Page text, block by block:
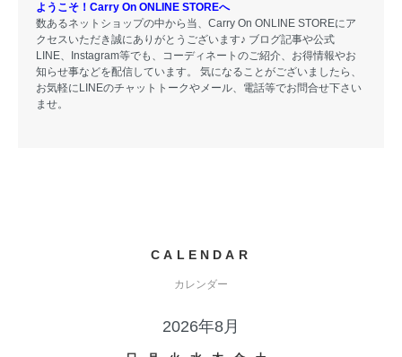
ようこそ！Carry On ONLINE STOREへ
数あるネットショップの中から当、Carry On ONLINE STOREにア
クセスいただき誠にありがとうございます♪ ブログ記事や公式
LINE、Instagram等でも、コーディネートのご紹介、お得情報やお
知らせ事などを配信しています。 気になることがございましたら、
お気軽にLINEのチャットトークやメール、電話等でお問合せ下さい
ませ。
CALENDAR
カレンダー
2026年8月